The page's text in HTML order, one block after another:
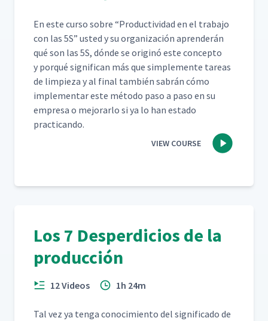
En este cur­so sobre “Pro­duc­tivi­dad en el tra­ba­jo
con las 5S” ust­ed y su orga­ni­zación apren­derán
qué son las 5S, dónde se orig­inó este con­cep­to
y porqué sig­nif­i­can más que sim­ple­mente tar­eas
de limpieza y al final tam­bién sabrán cómo
imple­men­tar este méto­do paso a paso en su
empre­sa o mejo­rar­lo si ya lo han esta­do
practicando.
VIEW COURSE
Los 7 Desperdicios de la
producción
12 Videos 1h 24m
Tal vez ya ten­ga conocimien­to del sig­nifi­ca­do de